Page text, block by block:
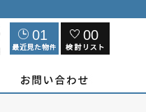
01 00